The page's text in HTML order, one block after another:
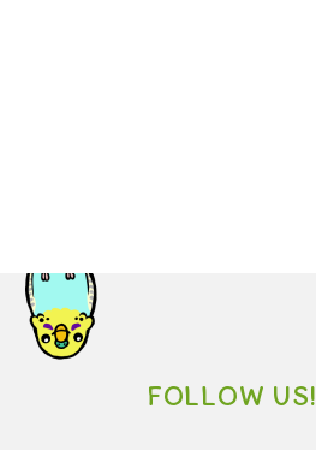
FOLLOW US!